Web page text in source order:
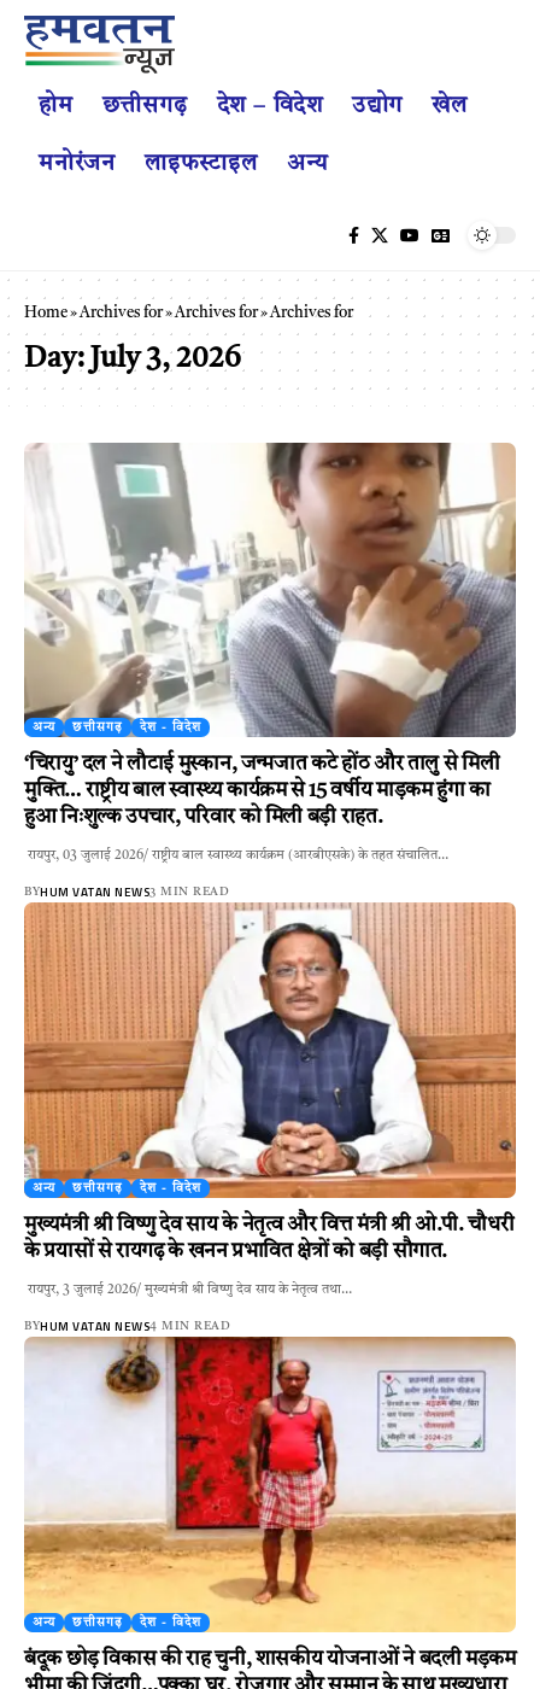
होम छत्तीसगढ़ देश – विदेश उद्योग खेल
मनोरंजन लाइफस्टाइल अन्य
Home» Archives for» Archives for» Archives for
Day: July 3, 2026
अन्य छत्तीसगढ़ देश - विदेश
‘चिरायु’ दल ने लौटाई मुस्कान, जन्मजात कटे होंठ और तालु से मिली
मुक्ति… राष्ट्रीय बाल स्वास्थ्य कार्यक्रम से 15 वर्षीय माड़कम हुंगा का
हुआ निःशुल्क उपचार, परिवार को मिली बड़ी राहत.
रायपुर, 03 जुलाई 2026/ राष्ट्रीय बाल स्वास्थ्य कार्यक्रम (आरबीएसके) के तहत संचालित…
BYHUM VATAN NEWS3 MIN READ
अन्य छत्तीसगढ़ देश - विदेश
मुख्यमंत्री श्री विष्णु देव साय के नेतृत्व और वित्त मंत्री श्री ओ.पी. चौधरी
के प्रयासों से रायगढ़ के खनन प्रभावित क्षेत्रों को बड़ी सौगात.
रायपुर, 3 जुलाई 2026/ मुख्यमंत्री श्री विष्णु देव साय के नेतृत्व तथा…
BYHUM VATAN NEWS4 MIN READ
अन्य छत्तीसगढ़ देश - विदेश
बंदूक छोड़ विकास की राह चुनी, शासकीय योजनाओं ने बदली मड़कम